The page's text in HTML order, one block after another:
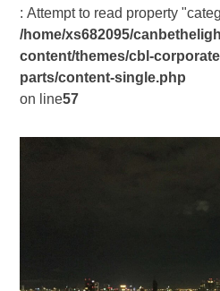
: Attempt to read property
/home/xs682095/
content/themes/cbl-
parts/content-single.php
on line57